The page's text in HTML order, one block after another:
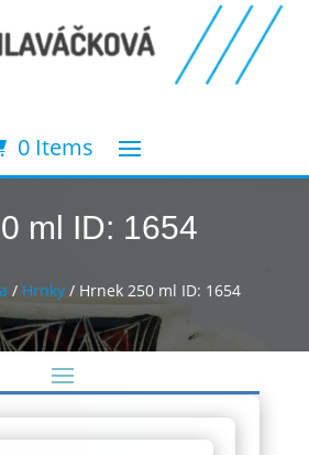
0 Items
ml ID: 1654
/ Hrnky/ Hrnek 250 ml ID: 1654